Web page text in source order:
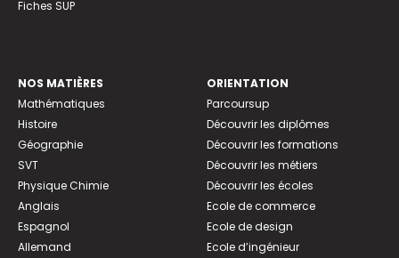
Fiches SUP
NOS MATIÈRES
Mathématiques
Histoire
Géographie
SVT
Physique Chimie
Anglais
Espagnol
Allemand
ORIENTATION
Parcoursup
Découvrir les diplômes
Découvrir les formations
Découvrir les métiers
Découvrir les écoles
Ecole de commerce
Ecole de design
Ecole d’ingénieur